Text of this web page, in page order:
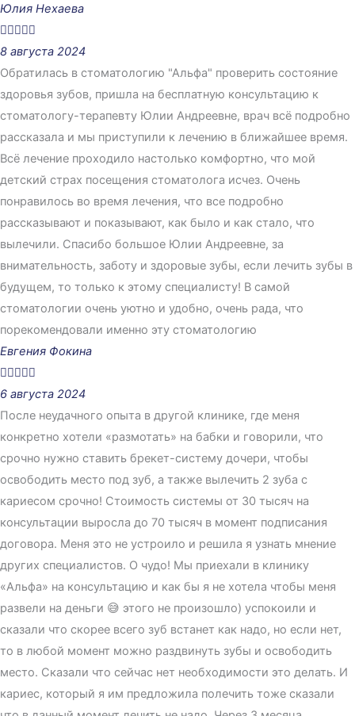
Юлия Нехаева

8 августа 2024
Обратилась в стоматологию "Альфа" проверить состояние
здоровья зубов, пришла на бесплатную консультацию к
стоматологу-терапевту Юлии Андреевне, врач всё подробно
рассказала и мы приступили к лечению в ближайшее время.
Всё лечение проходило настолько комфортно, что мой
детский страх посещения стоматолога исчез. Очень
понравилось во время лечения, что все подробно
рассказывают и показывают, как было и как стало, что
вылечили. Спасибо большое Юлии Андреевне, за
внимательность, заботу и здоровые зубы, если лечить зубы в
будущем, то только к этому специалисту! В самой
стоматологии очень уютно и удобно, очень рада, что
порекомендовали именно эту стоматологию
Евгения Фокина

6 августа 2024
После неудачного опыта в другой клинике, где меня
конкретно хотели «размотать» на бабки и говорили, что
срочно нужно ставить брекет-систему дочери, чтобы
освободить место под зуб, а также вылечить 2 зуба с
кариесом срочно! Стоимость системы от 30 тысяч на
консультации выросла до 70 тысяч в момент подписания
договора. Меня это не устроило и решила я узнать мнение
других специалистов. О чудо! Мы приехали в клинику
«Альфа» на консультацию и как бы я не хотела чтобы меня
развели на деньги 😅 этого не произошло) успокоили и
сказали что скорее всего зуб встанет как надо, но если нет,
то в любой момент можно раздвинуть зубы и освободить
место. Сказали что сейчас нет необходимости это делать. И
кариес, который я им предложила полечить тоже сказали